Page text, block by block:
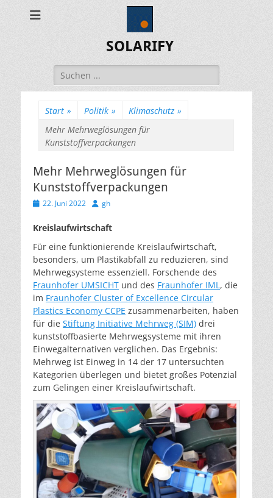
SOLARIFY
Suchen
nach:
Start » Politik » Klimaschutz »
Mehr Mehrweglösungen für
Kunststoffverpackungen
Mehr Mehrweglösungen für
Kunststoffverpackungen
Veröffentlicht
22. Juni 2022 Autor
gh
Kreislaufwirtschaft
Für eine funktionierende Kreislaufwirtschaft,
besonders, um Plastikabfall zu reduzieren, sind
Mehrwegsysteme essenziell. Forschende des
Fraunhofer UMSICHT und des Fraunhofer IML, die
im Fraunhofer Cluster of Excellence Circular
Plastics Economy CCPE zusammenarbeiten, haben
für die Stiftung Initiative Mehrweg (SIM) drei
kunststoffbasierte Mehrwegsysteme mit ihren
Einwegalternativen verglichen. Das Ergebnis:
Mehrweg ist Einweg in 14 der 17 untersuchten
Kategorien überlegen und bietet großes Potenzial
zum Gelingen einer Kreislaufwirtschaft.